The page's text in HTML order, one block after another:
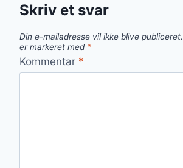
Skriv et svar
Din e-mailadresse vil ikke blive publiceret.
er markeret med *
Kommentar *